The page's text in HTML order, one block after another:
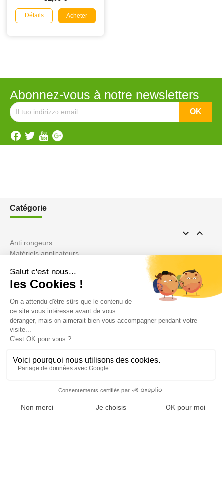
Détails Acheter
Abonnez-vous à notre newsletters
Catégorie
 
Anti rongeurs
Matériels applicateurs
Les Répulsifs
ANTI TAUPES
Ultrasons
Vente en gros
Anti insectes
Désinsectiseurs Electrique DEIV
Insecticides non soumis à la législation
BLACK FRIDAY
Il tuo account